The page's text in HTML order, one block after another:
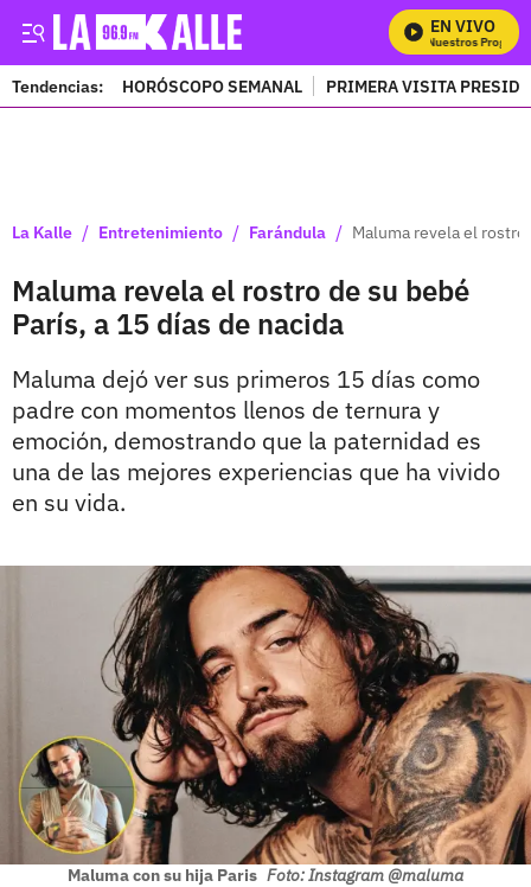
EN VIVO
Mira Todos Nuestros Programas
Tendencias: HORÓSCOPO SEMANAL PRIMERA VISITA
La Kalle / Entretenimiento / Farándula / Maluma revela el rostro
Maluma revela el rostro de su bebé
París, a 15 días de nacida
Maluma dejó ver sus primeros 15 días como
padre con momentos llenos de ternura y
emoción, demostrando que la paternidad es
una de las mejores experiencias que ha vivido
en su vida.
Maluma con su hija Paris Foto: Instagram @maluma